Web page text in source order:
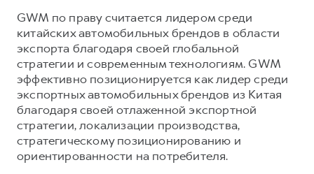
GWM по праву считается лидером среди
китайских автомобильных брендов в области
экспорта благодаря своей глобальной
стратегии и современным технологиям. GWM
эффективно позиционируется как лидер среди
экспортных автомобильных брендов из Китая
благодаря своей отлаженной экспортной
стратегии, локализации производства,
стратегическому позиционированию и
ориентированности на потребителя.